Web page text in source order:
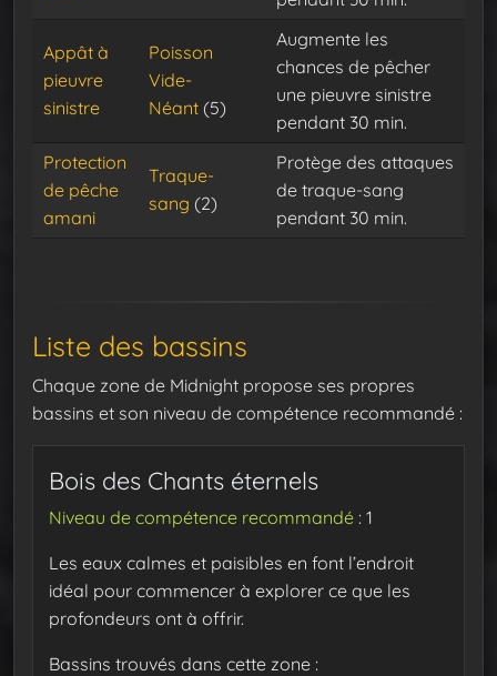
Appât à
pieuvre
sinistre
Poisson
Vide-
Néant (5)
Augmente les
chances de pêcher
une pieuvre sinistre
pendant 30 min.
Protection
de pêche
amani
Traque-
sang (2)
Protège des attaques
de traque-sang
pendant 30 min.
Liste des bassins
Chaque zone de Midnight propose ses propres
bassins et son niveau de compétence recommandé :
Bois des Chants éternels
Niveau de compétence recommandé : 1
Les eaux calmes et paisibles en font l’endroit
idéal pour commencer à explorer ce que les
profondeurs ont à offrir.
Bassins trouvés dans cette zone :